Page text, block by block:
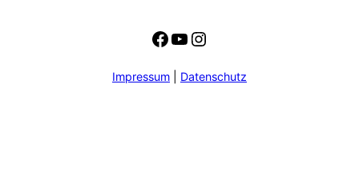
Facebook
YouTube
Instagram
Impressum Datenschutz